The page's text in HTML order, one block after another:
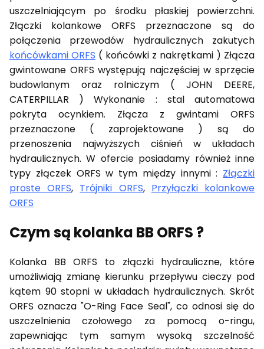
uszczelniającym po środku płaskiej powierzchni.
Złączki kolankowe ORFS przeznaczone są do
połączenia przewodów hydraulicznych zakutych
końcówkami ORFS ( końcówki z nakrętkami ) Złącza
gwintowane ORFS występują najczęściej w sprzęcie
budowlanym oraz rolniczym ( JOHN DEERE,
CATERPILLAR ) Wykonanie : stal automatowa
pokryta ocynkiem. Złącza z gwintami ORFS
przeznaczone ( zaprojektowane ) są do
przenoszenia najwyższych ciśnień w układach
hydraulicznych. W ofercie posiadamy również inne
typy złączek ORFS w tym między innymi : Złączki
proste ORFS, Trójniki ORFS, Przyłączki kolankowe
ORFS
Czym są kolanka BB ORFS ?
Kolanka BB ORFS to złączki hydrauliczne, które
umożliwiają zmianę kierunku przepływu cieczy pod
kątem 90 stopni w układach hydraulicznych. Skrót
ORFS oznacza "O-Ring Face Seal", co odnosi się do
uszczelnienia czołowego za pomocą o-ringu,
zapewniając tym samym wysoką szczelność